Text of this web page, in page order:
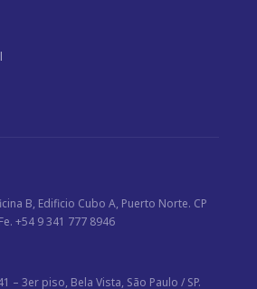
B, Edificio Cubo A, Puerto Norte. CP
+54 9 341 777 8946
– 3er piso, Bela Vista, São Paulo / SP.